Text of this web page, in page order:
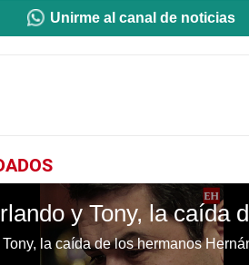
Unirme al canal de noticias
la caída de los hermanos